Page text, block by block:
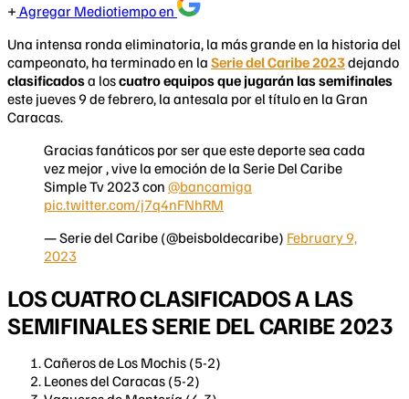
Agregar Mediotiempo en
Una intensa ronda eliminatoria, la más grande en la historia del
campeonato, ha terminado en la Serie del Caribe 2023dejando
clasificadosa loscuatro equipos que jugarán las semifinales
este jueves 9 de febrero, la antesala por el título en la Gran
Caracas.
Gracias fanáticos por ser que este deporte sea cada
vez mejor , vive la emoción de la Serie Del Caribe
Simple Tv 2023 con @bancamiga
pic.twitter.com/j7q4nFNhRM
— Serie del Caribe (@beisboldecaribe) February 9,
2023
LOS CUATRO CLASIFICADOS A LAS
SEMIFINALES SERIE DEL CARIBE 2023
Cañeros de Los Mochis (5-2)
Leones del Caracas (5-2)